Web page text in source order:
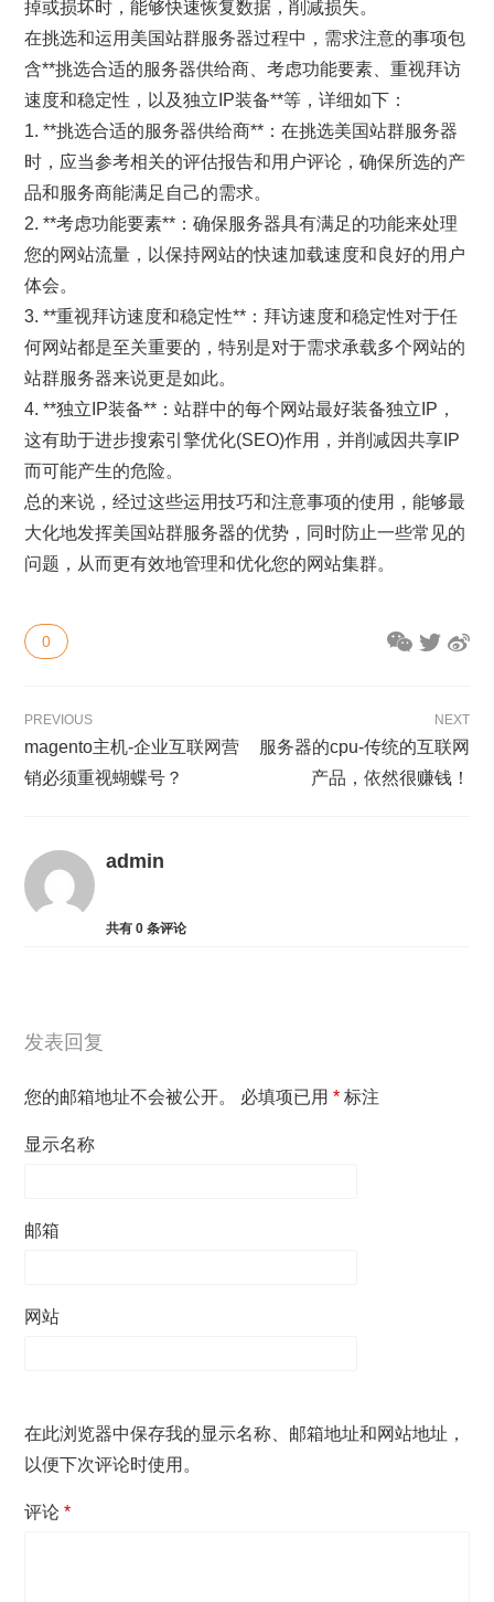
掉或损坏时，能够快速恢复数据，削减损失。
在挑选和运用美国站群服务器过程中，需求注意的事项包
含**挑选合适的服务器供给商、考虑功能要素、重视拜访
速度和稳定性，以及独立IP装备**等，详细如下：
1. **挑选合适的服务器供给商**：在挑选美国站群服务器
时，应当参考相关的评估报告和用户评论，确保所选的产
品和服务商能满足自己的需求。
2. **考虑功能要素**：确保服务器具有满足的功能来处理
您的网站流量，以保持网站的快速加载速度和良好的用户
体会。
3. **重视拜访速度和稳定性**：拜访速度和稳定性对于任
何网站都是至关重要的，特别是对于需求承载多个网站的
站群服务器来说更是如此。
4. **独立IP装备**：站群中的每个网站最好装备独立IP，
这有助于进步搜索引擎优化(SEO)作用，并削减因共享IP
而可能产生的危险。
总的来说，经过这些运用技巧和注意事项的使用，能够最
大化地发挥美国站群服务器的优势，同时防止一些常见的
问题，从而更有效地管理和优化您的网站集群。
0
PREVIOUS
magento主机-企业互联网营
销必须重视蝴蝶号？
NEXT
服务器的cpu-传统的互联网
产品，依然很赚钱！
admin
共有0 条评论
发表回复
您的邮箱地址不会被公开。 必填项已用* 标注
显示名称
邮箱
网站
在此浏览器中保存我的显示名称、邮箱地址和网站地址，
以便下次评论时使用。
评论*